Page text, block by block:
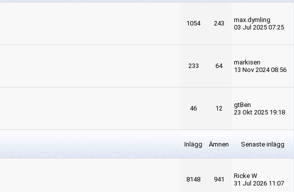
1054 243
max.dymling
03 Jul 2025 07:25
233 64
markisen
13 Nov 2024 08:56
46 12
gtBen
23 Okt 2025 19:18
Inlägg Ämnen Senaste inlägg
8148 941
Ricke W
31 Jul 2026 11:07